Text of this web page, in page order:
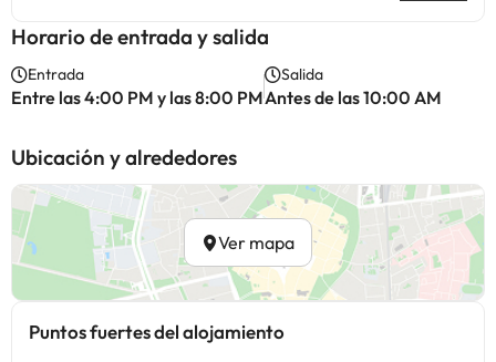
Horario de entrada y salida
Entrada
Entre las 4:00 PM y las 8:00 PM
Salida
Antes de las 10:00 AM
Ubicación y alrededores
Ver mapa
Puntos fuertes del alojamiento